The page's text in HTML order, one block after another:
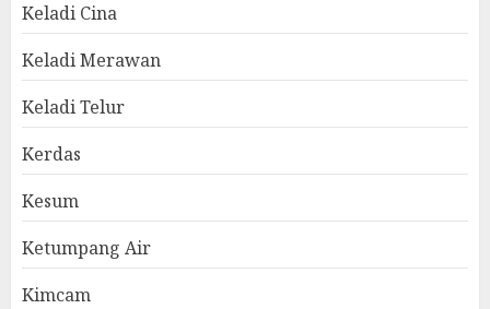
Keladi Cina
Keladi Merawan
Keladi Telur
Kerdas
Kesum
Ketumpang Air
Kimcam